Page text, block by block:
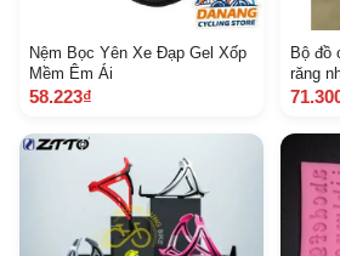
Nệm Bọc Yên Xe Đạp Gel Xốp
Mềm Êm Ái
58.223₫
Bộ đồ
răng